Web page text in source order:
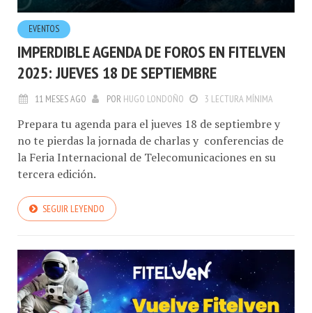
EVENTOS
IMPERDIBLE AGENDA DE FOROS EN FITELVEN
2025: JUEVES 18 DE SEPTIEMBRE
11 MESES AGO POR HUGO LONDOÑO 3 LECTURA MÍNIMA
Prepara tu agenda para el jueves 18 de septiembre y
no te pierdas la jornada de charlas y conferencias de
la Feria Internacional de Telecomunicaciones en su
tercera edición.
SEGUIR LEYENDO